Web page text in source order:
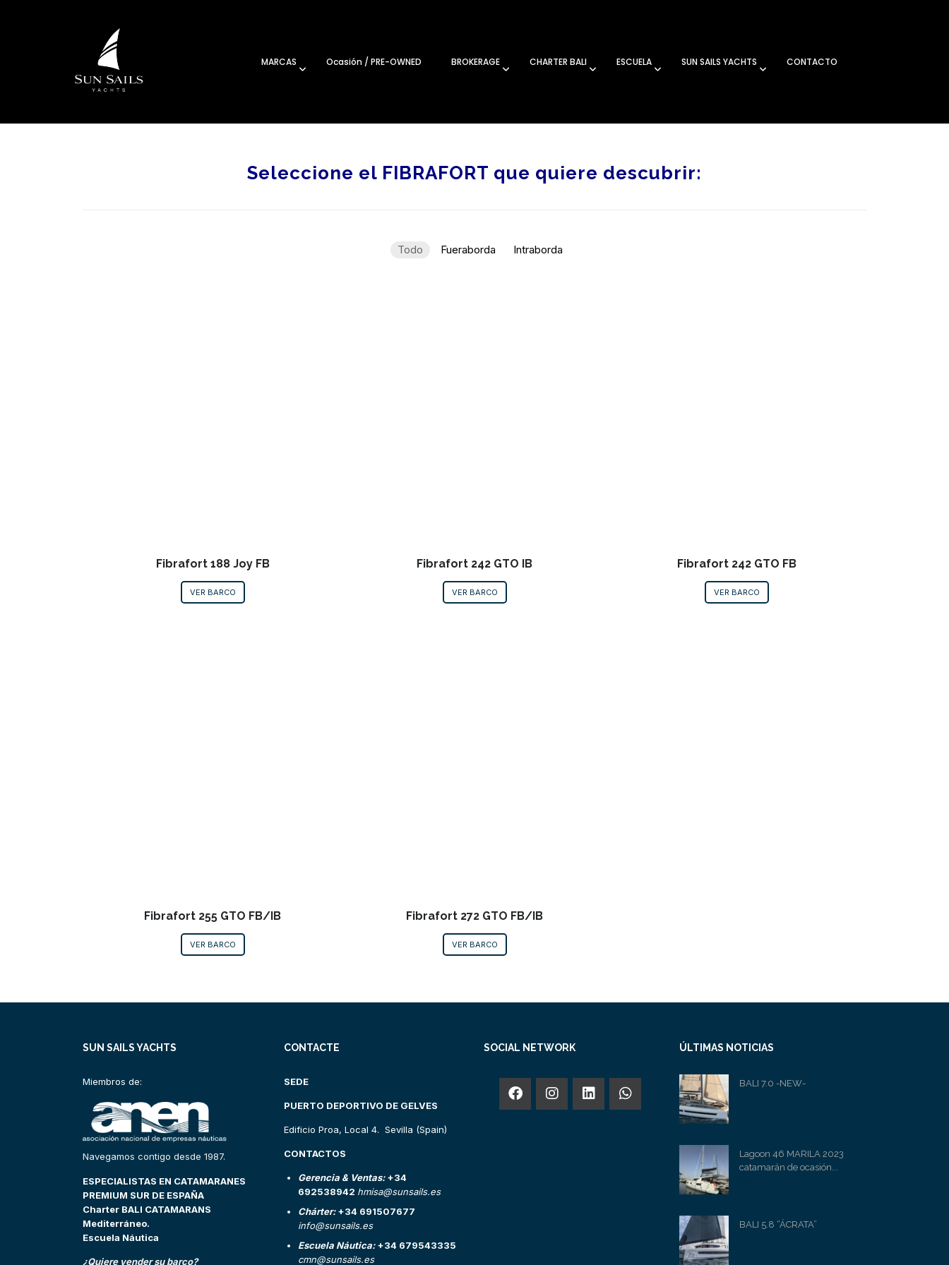
MARCAS Ocasión / PRE-OWNED BROKERAGE CHARTER BALI ESCUELA SUN SAILS YACHTS CONTACTO
Seleccione el FIBRAFORT que quiere descubrir:
Todo Fueraborda Intraborda
Fibrafort 188 Joy FB
VER BARCO
Fibrafort 242 GTO IB
VER BARCO
Fibrafort 242 GTO FB
VER BARCO
Fibrafort 255 GTO FB/IB
VER BARCO
Fibrafort 272 GTO FB/IB
VER BARCO
SUN SAILS YACHTS
Miembros de:
Navegamos contigo desde 1987.
ESPECIALISTAS EN CATAMARANES
PREMIUM SUR DE ESPAÑA
Charter BALI CATAMARANS
Mediterráneo.
Escuela Náutica
¿Quiere vender su barco?
CONTACTE
SEDE
PUERTO DEPORTIVO DE GELVES
Edificio Proa, Local 4. Sevilla (Spain)
CONTACTOS
Gerencia & Ventas:+34
692538942 hmisa@sunsails.es
Chárter:+34 691507677
info@sunsails.es
Escuela Náutica:+34 679543335
cmn@sunsails.es
SOCIAL NETWORK ÚLTIMAS NOTICIAS
BALI 7.0 -NEW-
Lagoon 46 MARILA 2023
catamarán de ocasión...
BALI 5.8 “ÁCRATA”